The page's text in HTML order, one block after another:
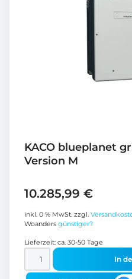
KACO blueplanet
Version M
10.285,99 €
inkl. 0 % MwSt. zzgl.
Woanders günstiger?
Lieferzeit: ca. 30-50 Tage
In